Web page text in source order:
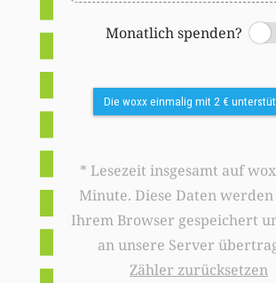
Monatlich spenden?
Switch
Die woxx einmalig mit 2 €
* Lesezeit insgesamt auf
Minute. Diese Daten
Ihrem Browser gespeichert
an unsere Server
Zähler zurücksetzen